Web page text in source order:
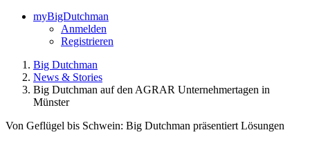
myBigDutchman
Anmelden
Registrieren
Big Dutchman
News & Stories
Big Dutchman auf den AGRAR Unternehmertagen in
Münster
Von Geflügel bis Schwein: Big Dutchman präsentiert Lösungen